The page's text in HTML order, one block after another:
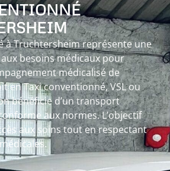
à Truchtersheim représente une
besoins médicaux pour
médicalisé de
en Taxi conventionné, VSL ou
bénéficie d’un transport
aux normes. L’objectif
aux soins tout en respectant